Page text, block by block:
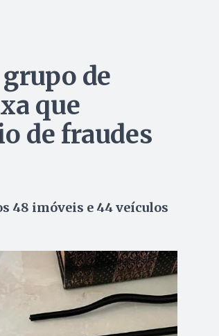
de
que
de fraudes
48 imóveis e 44 veículos